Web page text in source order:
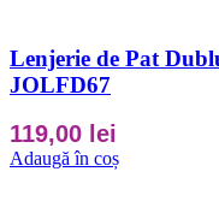
Lenjerie de Pat
JOLFD67
119,00 lei
Adaugă în coș